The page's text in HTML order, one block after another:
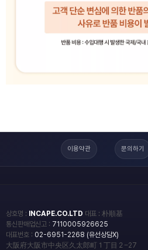
이용약관 문의하기
상호명 : INCAPE.CO.LTD 대표 : 朴順基
통신판매업신고 : 7110005926625
대표번호 : 02-6951-2268 (유선상담X)
大阪府大阪市中央区久太郎町１丁目２−27